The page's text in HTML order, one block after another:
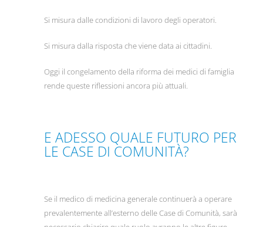
Si misura dalle condizioni di lavoro degli operatori.
Si misura dalla risposta che viene data ai cittadini.
Oggi il congelamento della riforma dei medici di famiglia
rende queste riflessioni ancora più attuali.
E ADESSO QUALE FUTURO PER
LE CASE DI COMUNITÀ?
Se il medico di medicina generale continuerà a operare
prevalentemente all’esterno delle Case di Comunità, sarà